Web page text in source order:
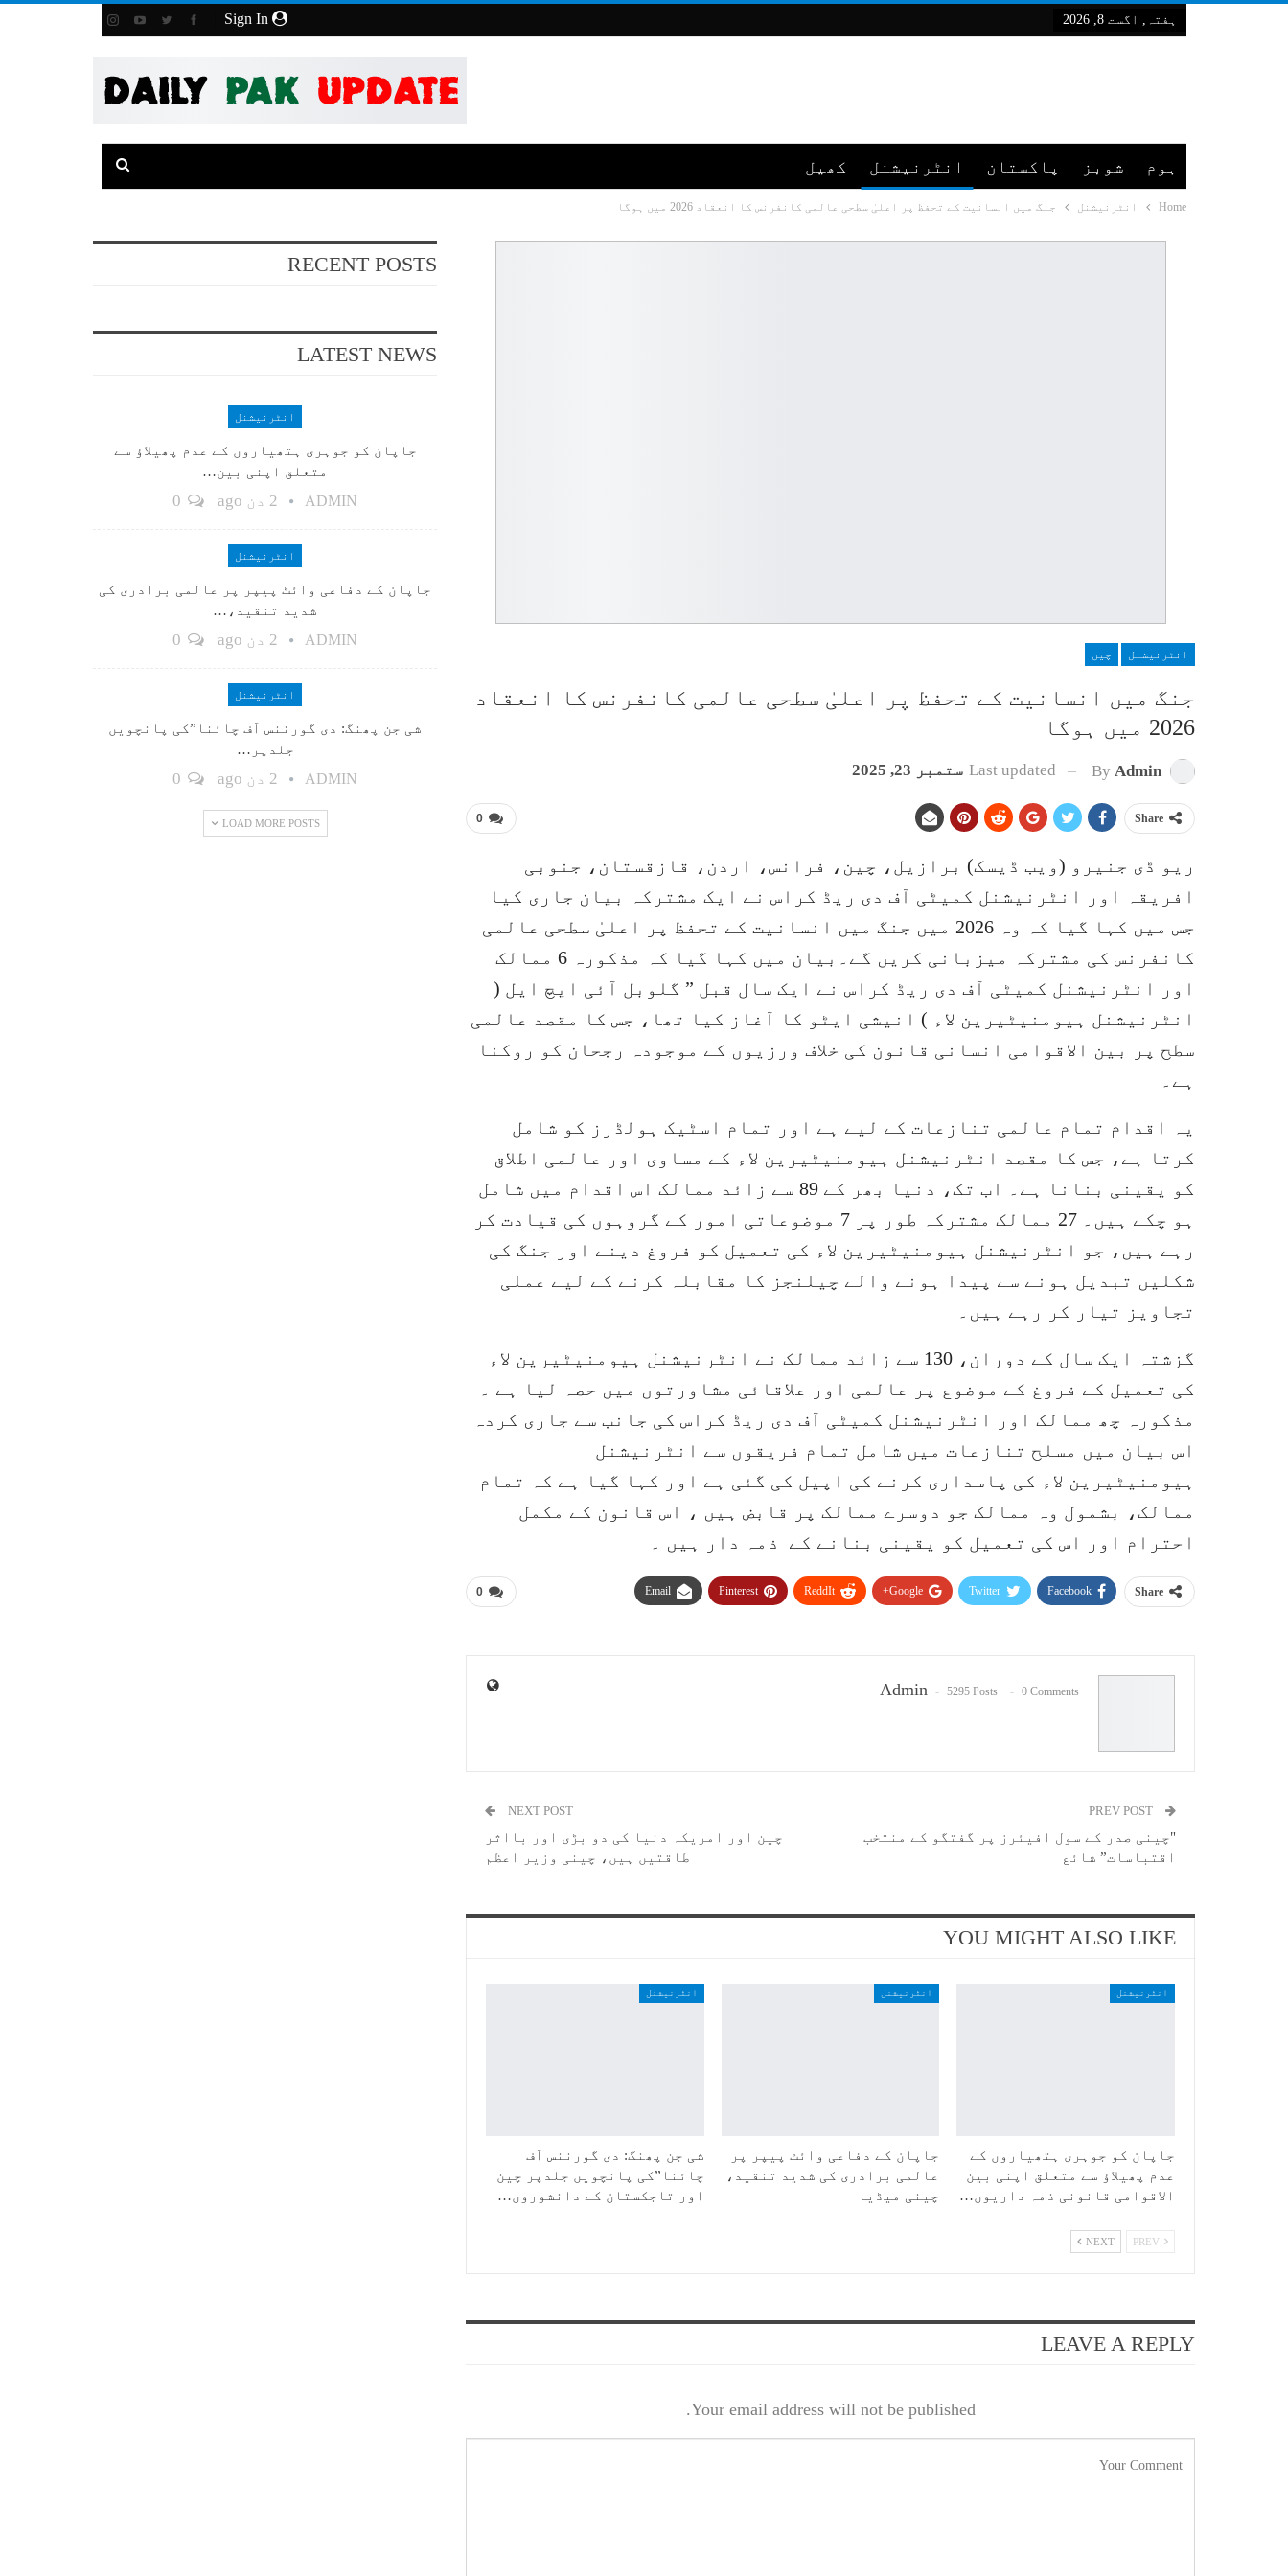
ہفتہ, اگست 8, 2026
ہوم شوبز پاکستان انٹرنیشنل کھیل
Home انٹرنیشنل جنگ میں انسانیت کے تحفظ پر اعلیٰ سطحی عالمی کانفرنس کا انعقاد 2026 میں ہوگا
انٹرنیشنل چین
جنگ میں انسانیت کے تحفظ پر اعلیٰ سطحی عالمی کانفرنس کا انعقاد
2026 میں ہوگا
By Admin
Last updated ستمبر 23, 2025
0 Share
ریو ڈی جنیرو (ویب ڈیسک) برازیل، چین، فرانس، اردن، قازقستان، جنوبی
افریقہ اور انٹرنیشنل کمیٹی آف دی ریڈ کراس نے ایک مشترکہ بیان جاری کیا
جس میں کہا گیا کہ وہ 2026 میں جنگ میں انسانیت کے تحفظ پر اعلیٰ سطحی عالمی
کانفرنس کی مشترکہ میزبانی کریں گے۔بیان میں کہا گیا کہ مذکورہ 6 ممالک
اور انٹرنیشنل کمیٹی آف دی ریڈ کراس نے ایک سال قبل ” گلوبل آئی ایچ ایل (
انٹرنیشنل ہیومنیٹیرین لاء ) انیشی ایٹو کا آغاز کیا تھا، جس کا مقصد عالمی
سطح پر بین الاقوامی انسانی قانون کی خلاف ورزیوں کے موجودہ رجحان کو روکنا
ہے۔
یہ اقدام تمام عالمی تنازعات کے لیے ہے اور تمام اسٹیک ہولڈرز کو شامل
کرتا ہے، جس کا مقصد انٹرنیشنل ہیومنیٹیرین لاء کے مساوی اور عالمی اطلاق
کو یقینی بنانا ہے۔ اب تک، دنیا بھر کے 89 سے زائد ممالک اس اقدام میں شامل
ہو چکے ہیں۔ 27 ممالک مشترکہ طور پر 7 موضوعاتی امور کے گروہوں کی قیادت کر
رہے ہیں، جو انٹرنیشنل ہیومنیٹیرین لاء کی تعمیل کو فروغ دینے اور جنگ کی
شکلیں تبدیل ہونے سے پیدا ہونے والے چیلنجز کا مقابلہ کرنے کے لیے عملی
تجاویز تیار کر رہے ہیں۔
گزشتہ ایک سال کے دوران، 130 سے زائد ممالک نے انٹرنیشنل ہیومنیٹیرین لاء
کی تعمیل کے فروغ کے موضوع پر عالمی اور علاقائی مشاورتوں میں حصہ لیا ہے ۔
مذکورہ چھ ممالک اور انٹرنیشنل کمیٹی آف دی ریڈ کراس کی جانب سے جاری کردہ
اس بیان میں مسلح تنازعات میں شامل تمام فریقوں سے انٹرنیشنل
ہیومنیٹیرین لاء کی پاسداری کرنے کی اپیل کی گئی ہے اور کہا گیا ہے کہ تمام
ممالک، بشمول وہ ممالک جو دوسرے ممالک پر قابض ہیں ، اس قانون کے مکمل
احترام اور اس کی تعمیل کو یقینی بنانے کے ذمہ دار ہیں ۔
0 Share
Facebook
Twitter
Google+
ReddIt
Pinterest
Email
Admin 5295 Posts 0 Comments
"چینی صدر کے سول افیئرز پر گفتگو کے منتخب
اقتباسات” شائع
NEXT POST
چین اور امریکہ دنیا کی دو بڑی اور بااثر
طاقتیں ہیں، چینی وزیر اعظم
YOU MIGHT ALSO LIKE
انٹرنیشنل
جاپان کو جوہری ہتھیاروں کے
عدم پھیلاؤ سے متعلق اپنی بین
الاقوامی قانونی ذمہ داریوں…
انٹرنیشنل
جاپان کے دفاعی وائٹ پیپر پر
عالمی برادری کی شدید تنقید،
چینی میڈیا
انٹرنیشنل
شی جن پھنگ: دی گورننس آف
چائنا”کی پانچویں جلدپر چین
اور تاجکستان کے دانشوروں…
NEXT
LEAVE A REPLY
Your email address will not be published.
RECENT POSTS
LATEST NEWS
انٹرنیشنل
جاپان کو جوہری ہتھیاروں کے عدم پھیلاؤ سے
متعلق اپنی بین…
ADMIN 2 دن ago
انٹرنیشنل
جاپان کے دفاعی وائٹ پیپر پر عالمی برادری کی
شدید تنقید،…
ADMIN 2 دن ago
انٹرنیشنل
شی جن پھنگ: دی گورننس آف چائنا”کی پانچویں
جلدپر…
ADMIN 2 دن ago
LOAD MORE POSTS